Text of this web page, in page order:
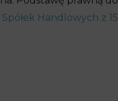
Handlowych z 15